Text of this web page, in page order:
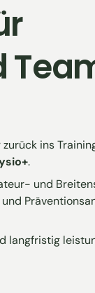
ins
.
und
langfristig